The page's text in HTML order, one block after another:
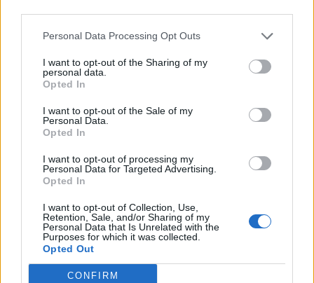
Personal Data Processing Opt Outs
I want to opt-out of the Sharing of my
personal data.
Opted In
I want to opt-out of the Sale of my
Personal Data.
Opted In
I want to opt-out of processing my
Personal Data for Targeted Advertising.
Opted In
I want to opt-out of Collection, Use,
Retention, Sale, and/or Sharing of my
Personal Data that Is Unrelated with the
Purposes for which it was collected.
Opted Out
CONFIRM